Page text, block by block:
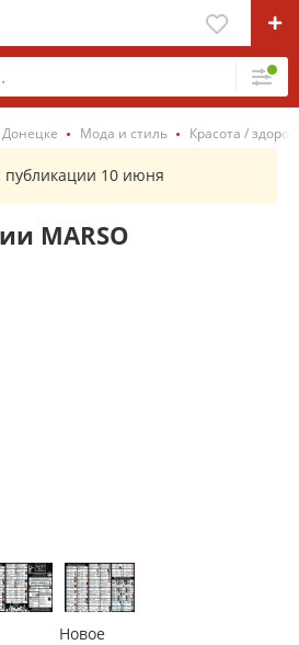
Мода и стиль Красота /
публикации 10 июня
MARSO
Новое